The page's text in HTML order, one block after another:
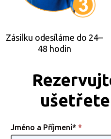
Zásilku odesíláme do 24–
48 hodin
ušetřete
Antenna
TV [CZ]
Jméno a Příjmení* *